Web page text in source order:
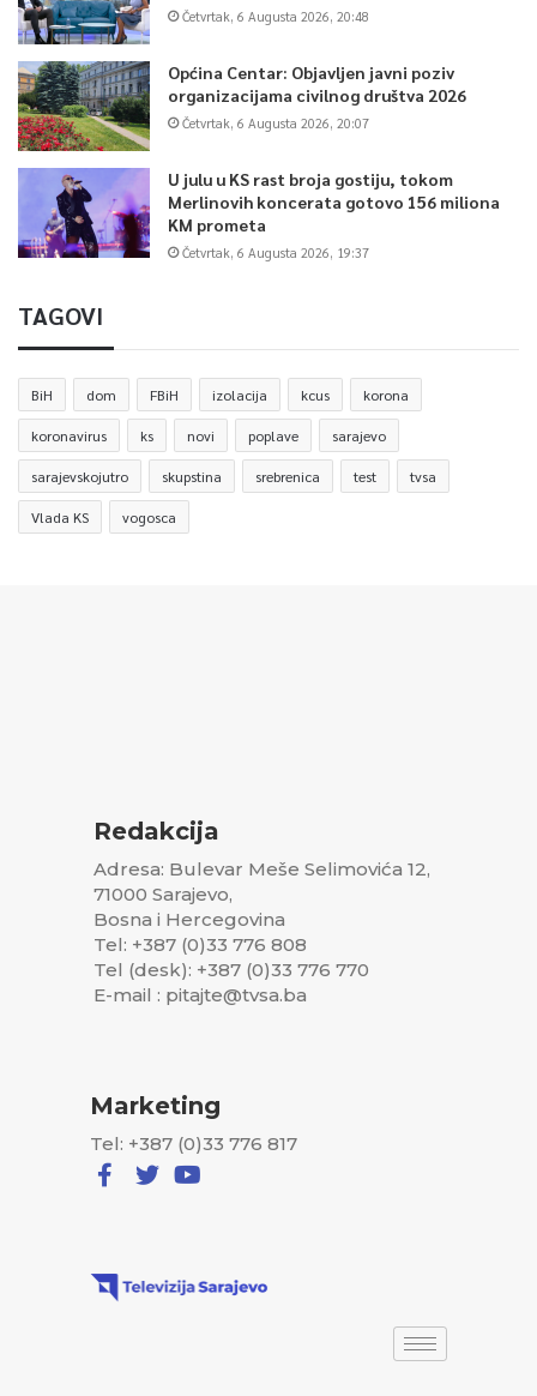
Četvrtak, 6 Augusta 2026, 20:48
Općina Centar: Objavljen javni poziv
organizacijama civilnog društva 2026
Četvrtak, 6 Augusta 2026, 20:07
U julu u KS rast broja gostiju, tokom
Merlinovih koncerata gotovo 156 miliona
KM prometa
Četvrtak, 6 Augusta 2026, 19:37
TAGOVI
BiH dom FBiH izolacija kcus korona
koronavirus ks novi poplave sarajevo
sarajevskojutro skupstina srebrenica test tvsa
Vlada KS vogosca
Redakcija
Adresa: Bulevar Meše Selimovića 12,
71000 Sarajevo,
Bosna i Hercegovina
Tel: +387 (0)33 776 808
Tel (desk): +387 (0)33 776 770
E-mail : pitajte@tvsa.ba
Marketing
Tel: +387 (0)33 776 817